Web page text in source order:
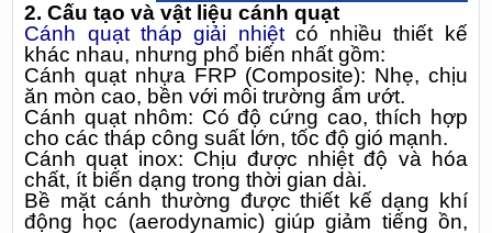
2. Cấu tạo và vật liệu cánh quạt
Cánh quạt tháp giải nhiệtcó nhiều thiết kế
khác nhau, nhưng phổ biến nhất gồm:
Cánh quạt nhựa FRP (Composite): Nhẹ, chịu
ăn mòn cao, bền với môi trường ẩm ướt.
Cánh quạt nhôm: Có độ cứng cao, thích hợp
cho các tháp công suất lớn, tốc độ gió mạnh.
Cánh quạt inox: Chịu được nhiệt độ và hóa
chất, ít biến dạng trong thời gian dài.
Bề mặt cánh thường được thiết kế dạng khí
động học (aerodynamic) giúp giảm tiếng ồn,